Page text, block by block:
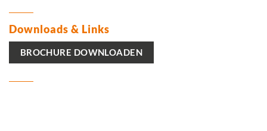
Downloads & Links
BROCHURE DOWNLOADEN